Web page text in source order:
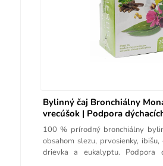
Bylinný čaj Bronchiálny
vrecúšok | Podpora
100 % prírodný bronchiálny
obsahom slezu, prvosienky,
drievka a eukalyptu. Podpora